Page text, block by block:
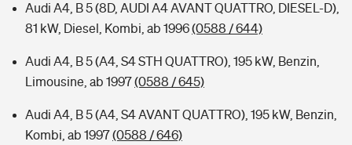
Audi A4, B 5 (8D, AUDI A4 AVANT QUATTRO, DIESEL-D),
81 kW, Diesel, Kombi, ab 1996(0588 / 644)
Audi A4, B 5 (A4, S4 STH QUATTRO), 195 kW, Benzin,
Limousine, ab 1997(0588 / 645)
Audi A4, B 5 (A4, S4 AVANT QUATTRO), 195 kW, Benzin,
Kombi, ab 1997(0588 / 646)